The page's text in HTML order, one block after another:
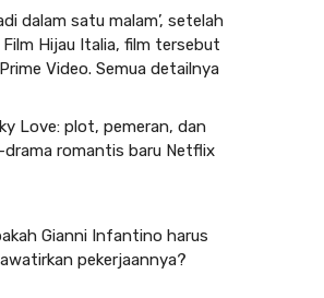
dalam satu malam’, setelah
Hijau Italia, film tersebut
Video. Semua detailnya
Love: plot, pemeran, dan
drama romantis baru Netflix
Gianni Infantino harus
pekerjaannya?